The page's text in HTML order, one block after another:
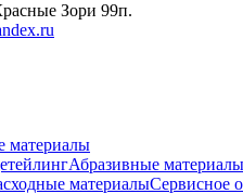
Зори 99п.
материалы
Абразивные материалы
материалыСервисное